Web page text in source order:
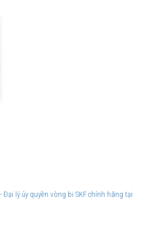
Đại lý ủy quyền vòng bi SKF chính hãng tại